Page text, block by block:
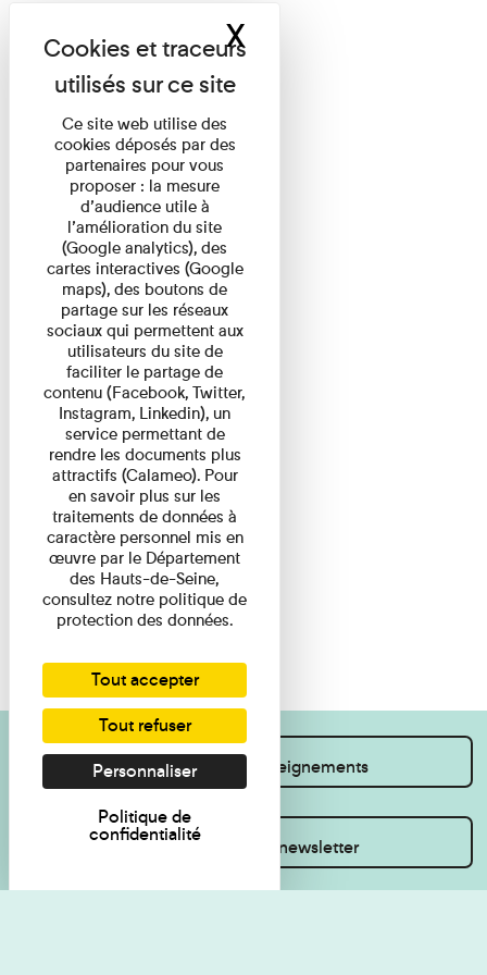
Je souhaite des renseignements
Inscrivez-vous à la newsletter
Ce site web utilise des
cookies déposés par des
partenaires pour vous
proposer : la mesure
d’audience utile à
l’amélioration du site
(Google analytics), des
cartes interactives (Google
maps), des boutons de
partage sur les réseaux
sociaux qui permettent aux
utilisateurs du site de
faciliter le partage de
contenu (Facebook, Twitter,
Instagram, Linkedin), un
service permettant de
rendre les documents plus
attractifs (Calameo). Pour
en savoir plus sur les
traitements de données à
caractère personnel mis en
œuvre par le Département
des Hauts-de-Seine,
consultez notre politique de
protection des données.
Tout accepter
Tout refuser
Personnaliser
Politique de
confidentialité
XMasquer le